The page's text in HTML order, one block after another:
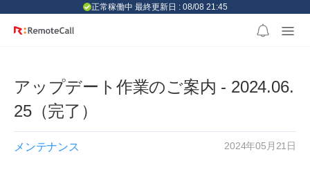
正常稼働中 最終更新日 : 08/08 21:45
アップデート作業のご案内 - 2024.06.
25（完了）
メンテナンス 2024年05月21日